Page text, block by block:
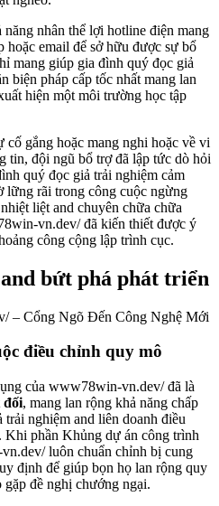
nhân thể lợi hotline điện mang
hoặc email để sở hữu được sự bổ
mang giúp gia đình quý đọc giả
biện pháp cấp tốc nhất mang lan
hiện một môi trường học tập
cố gắng hoặc mang nghi hoặc về vi
tin, đội ngũ bổ trợ đã lập tức dò hỏi
quý đọc giả trải nghiệm cảm
lững rãi trong công cuộc ngừng
liệt and chuyên chữa chữa
vn.dev/ đã kiến thiết được ý
công cộng lập trình cục.
bứt phá phát triển
điều chỉnh quy mô
của www78win-vn.dev/ đã là
đối, mang lan rộng khả năng chấp
nghiệm and liên doanh điều
Khi phần Khủng dự án công trình
luôn chuẩn chỉnh bị cung
định để giúp bọn họ lan rộng quy
đề nghị chướng ngại.